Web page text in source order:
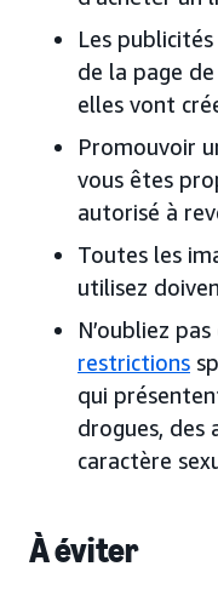
Les
de la page
elles vont
Promouvoir
vous êtes
autorisé à
Toutes les
utilisez
N’oubliez
restrictions
qui
drogues, des
caractère
À éviter